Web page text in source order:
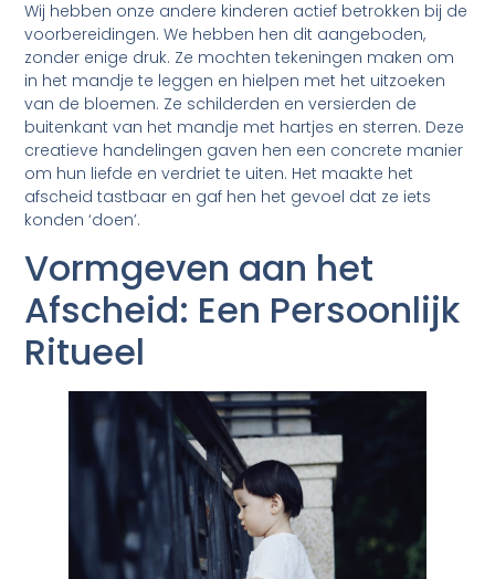
Wij hebben onze andere kinderen actief betrokken bij de
voorbereidingen. We hebben hen dit aangeboden,
zonder enige druk. Ze mochten tekeningen maken om
in het mandje te leggen en hielpen met het uitzoeken
van de bloemen. Ze schilderden en versierden de
buitenkant van het mandje met hartjes en sterren. Deze
creatieve handelingen gaven hen een concrete manier
om hun liefde en verdriet te uiten. Het maakte het
afscheid tastbaar en gaf hen het gevoel dat ze iets
konden ‘doen’.
Vormgeven aan het
Afscheid: Een Persoonlijk
Ritueel